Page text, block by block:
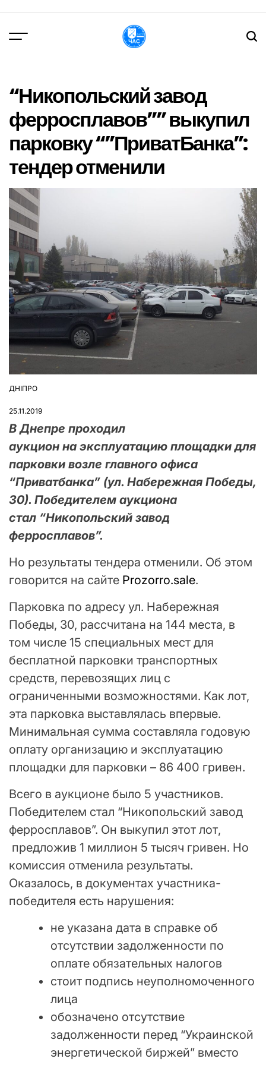
вмісту
“Никопольский завод
ферросплавов”” выкупил
парковку “”ПриватБанка”:
тендер отменили
ОПУБЛІКУВАТИ
ДНІПРО
25.11.2019
В Днепре проходил
аукцион на эксплуатацию площадки для
парковки возле главного офиса
“Приватбанка” (ул. Набережная Победы,
30). Победителем аукциона
стал “Никопольский завод
ферросплавов”.
Но результаты тендера отменили. Об этом
говорится на сайте Рrozorro.sale.
Парковка по адресу ул. Набережная
Победы, 30, рассчитана на 144 места, в
том числе 15 специальных мест для
бесплатной парковки транспортных
средств, перевозящих лиц с
ограниченными возможностями. Как лот,
эта парковка выставлялась впервые.
Минимальная сумма составляла годовую
оплату организацию и эксплуатацию
площадки для парковки – 86 400 гривен.
Всего в аукционе было 5 участников.
Победителем стал “Никопольский завод
ферросплавов”. Он выкупил этот лот,
предложив 1 миллион 5 тысяч гривен. Но
комиссия отменила результаты.
Оказалось, в документах участника-
победителя есть нарушения:
не указана дата в справке об
отсутствии задолженности по
оплате обязательных налогов
стоит подпись неуполномоченного
лица
обозначено отсутствие
задолженности перед “Украинской
энергетической биржей” вместо